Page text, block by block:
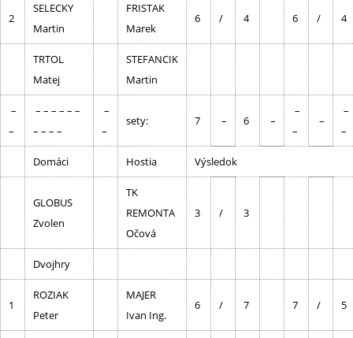
2
SELECKY
Martin
FRISTAK
Marek
6 / 4 6 / 4
TRTOL
Matej
STEFANCIK
Martin
–
–
– – – – – –
– – – –
–
–
sety: 7 – 6 –
–
–
–
–
–
Domáci Hostia Výsledok
GLOBUS
Zvolen
TK
REMONTA
Očová
3 / 3
Dvojhry
1
ROZIAK
Peter
MAJER
Ivan Ing.
6 / 7 7 / 5